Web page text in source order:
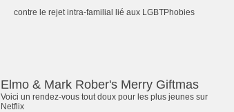
contre le rejet intra-familial lié aux LGBTPhobies
Elmo & Mark Rober's Merry Giftmas
Voici un rendez-vous tout doux pour les plus jeunes sur
Netflix